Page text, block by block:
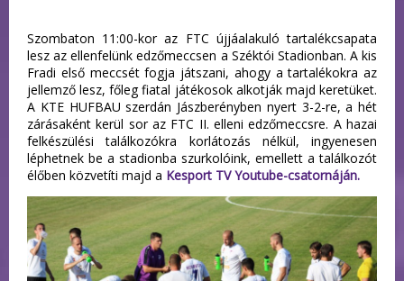
Szombaton 11:00-kor az FTC újjáalakuló tartalékcsapata
lesz az ellenfelünk edzőmeccsen a Széktói Stadionban. A kis
Fradi első meccsét fogja játszani, ahogy a tartalékokra az
jellemző lesz, főleg fiatal játékosok alkotják majd keretüket.
A KTE HUFBAU szerdán Jászberényben nyert 3-2-re, a hét
zárásaként kerül sor az FTC II. elleni edzőmeccsre. A hazai
felkészülési találkozókra korlátozás nélkül, ingyenesen
léphetnek be a stadionba szurkolóink, emellett a találkozót
élőben közvetíti majd a Kesport TV Youtube-csatornáján.